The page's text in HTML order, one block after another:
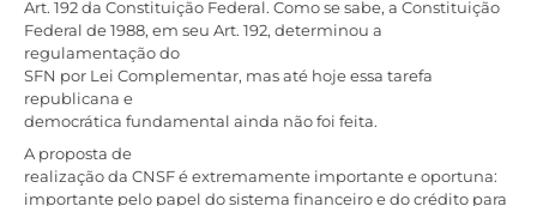
Art. 192 da Constituição Federal. Como se sabe, a Constituição
Federal de 1988, em seu Art. 192, determinou a
regulamentação do
SFN por Lei Complementar, mas até hoje essa tarefa
republicana e
democrática fundamental ainda não foi feita.
A proposta de
realização da CNSF é extremamente importante e oportuna:
importante pelo papel do sistema financeiro e do crédito para